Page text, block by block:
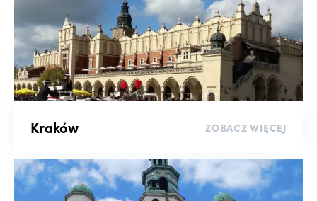
Kraków ZOBACZ WIĘCEJ